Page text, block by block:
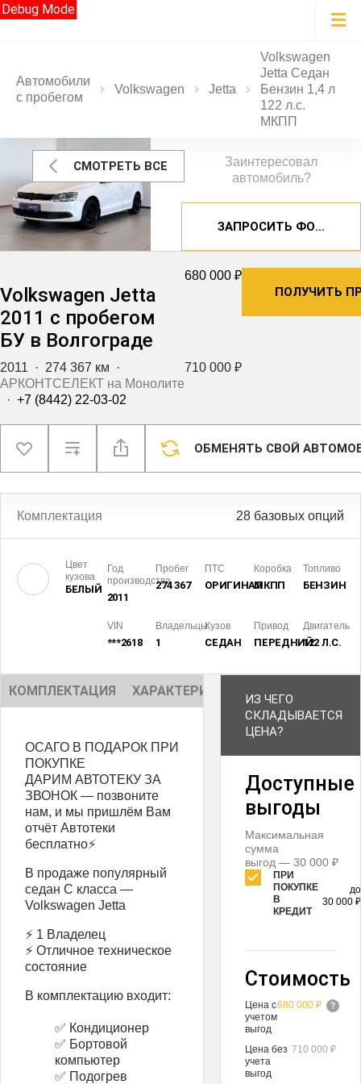
Debug Mode
Автомобили
с пробегом
Volkswagen Jetta
Volkswagen
Jetta Седан
Бензин 1,4 л
122 л.с.
МКПП
СМОТРЕТЬ ВСЕ
Заинтересовал
автомобиль?
ЗАПРОСИТЬ
Volkswagen Jetta
2011 с пробегом
БУ в Волгограде
680 000 ₽
2011 · 274 367 км ·
АРКОНТСЕЛЕКТ на Монолите
· +7 (8442) 22-03-02
710 000 ₽
ПОЛУЧИТЬ
ОБМЕНЯТЬ СВОЙ
Комплектация 28 базовых опций
Цвет
кузова
БЕЛЫЙ
Год
производства
2011
Пробег
274 367
ПТС
ОРИГИНАЛ
Коробка
МКПП
Топливо
БЕНЗИН
VIN
***2618
Владельцы
1
Кузов
СЕДАН
Привод
ПЕРЕДНИЙ
Двигатель
122 Л.С.
КОМПЛЕКТАЦИЯ ХАРАКТЕРИСТИКИ ОПИСАНИЕ
ОСАГО В ПОДАРОК ПРИ
ПОКУПКЕ
ДАРИМ АВТОТЕКУ ЗА
ЗВОНОК — позвоните
нам, и мы пришлём Вам
отчёт Автотеки
бесплатно⚡
В продаже популярный
седан С класса —
Volkswagen Jetta
⚡ 1 Владелец
⚡ Отличное техническое
состояние
В комплектацию входит:
✅ Кондиционер
✅ Бортовой
компьютер
✅ Подогрев
ИЗ ЧЕГО
СКЛАДЫВАЕТСЯ
ЦЕНА?
Доступные
выгоды
Максимальная
сумма
выгод — 30 000 ₽
ПРИ
ПОКУПКЕ
В
КРЕДИТ
до
30 000 ₽
Стоимость
Цена с
учетом
выгод
680 000 ₽
Цена без
учета
выгод
710 000 ₽